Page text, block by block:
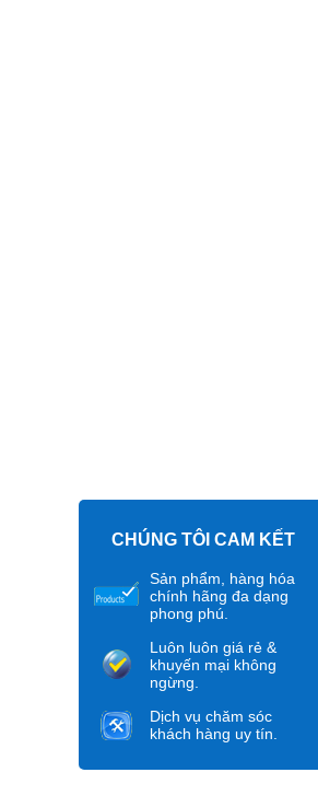
CHÚNG TÔI CAM KẾT
Sản phẩm, hàng hóa
chính hãng đa dạng
phong phú.
Luôn luôn giá rẻ &
khuyến mại không
ngừng.
Dịch vụ chăm sóc
khách hàng uy tín.